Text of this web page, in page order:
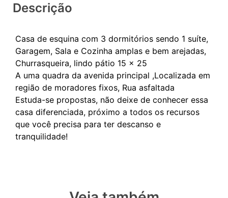
Descrição
Casa de esquina com 3 dormitórios sendo 1 suíte,
Garagem, Sala e Cozinha amplas e bem arejadas,
Churrasqueira, lindo pátio 15 x 25
A uma quadra da avenida principal ,Localizada em
região de moradores fixos, Rua asfaltada
Estuda-se propostas, não deixe de conhecer essa
casa diferenciada, próximo a todos os recursos
que você precisa para ter descanso e